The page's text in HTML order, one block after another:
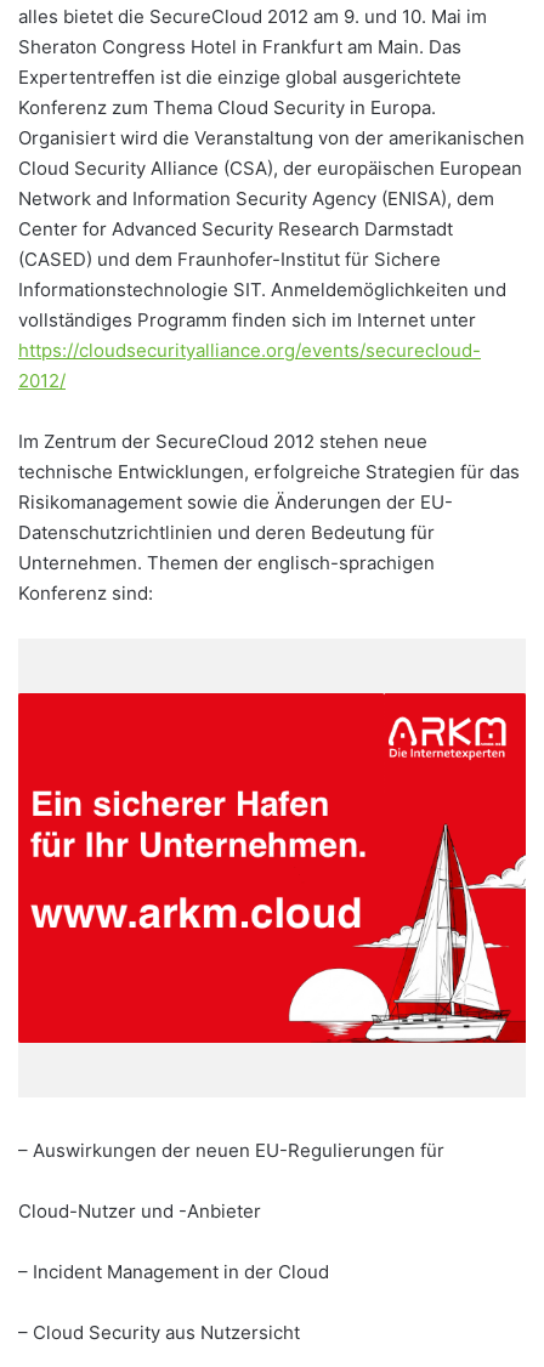
alles bietet die SecureCloud 2012 am 9. und 10. Mai im
Sheraton Congress Hotel in Frankfurt am Main. Das
Expertentreffen ist die einzige global ausgerichtete
Konferenz zum Thema Cloud Security in Europa.
Organisiert wird die Veranstaltung von der amerikanischen
Cloud Security Alliance (CSA), der europäischen European
Network and Information Security Agency (ENISA), dem
Center for Advanced Security Research Darmstadt
(CASED) und dem Fraunhofer-Institut für Sichere
Informationstechnologie SIT. Anmeldemöglichkeiten und
vollständiges Programm finden sich im Internet unter
https://cloudsecurityalliance.org/events/securecloud-
2012/
Im Zentrum der SecureCloud 2012 stehen neue
technische Entwicklungen, erfolgreiche Strategien für das
Risikomanagement sowie die Änderungen der EU-
Datenschutzrichtlinien und deren Bedeutung für
Unternehmen. Themen der englisch-sprachigen
Konferenz sind:
– Auswirkungen der neuen EU-Regulierungen für
Cloud-Nutzer und -Anbieter
– Incident Management in der Cloud
– Cloud Security aus Nutzersicht